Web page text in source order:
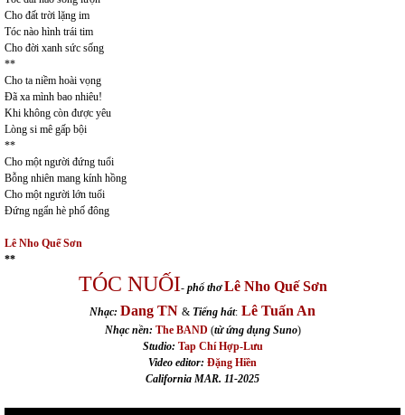
Cho đất trời lặng im
Tóc nào hình trái tim
Cho đời xanh sức sống
**
Cho ta niềm hoài vọng
Đã xa mình bao nhiêu!
Khi không còn được yêu
Lòng si mê gấp bội
**
Cho một người đứng tuổi
Bỗng nhiên mang kính hồng
Cho một người lớn tuổi
Đứng ngẩn hè phố đông
Lê Nho Quế Sơn
**
TÓC NUỐI- phổ thơLê Nho Quế Sơn
Nhạc: Dang TN & Tiếng hát: Lê Tuấn An
Nhạc nền: The BAND (từ ứng dụng Suno)
Studio: Tap Chí Hợp-Lưu
Video editor: Đặng Hiền
California MAR. 11-2025